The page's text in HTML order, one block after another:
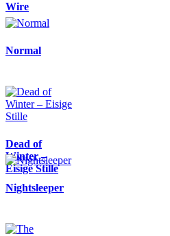
Wire
Normal
Dead of
Winter –
Eisige Stille
Nightsleeper